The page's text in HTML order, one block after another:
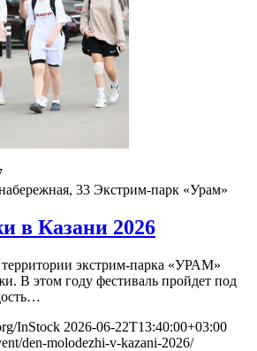
33 Экстрим-парк «Урам»
в Казани 2026
экстрим-парка «УРАМ»
В этом году фестиваль пройдет под
InStock 2026-06-22T13:40:00+03:00
den-molodezhi-v-kazani-2026/